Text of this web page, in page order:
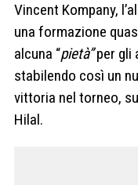
Vincent Kompany,
una formazione
alcuna “pietà”per gli
stabilendo così un
vittoria nel torneo,
Hilal.